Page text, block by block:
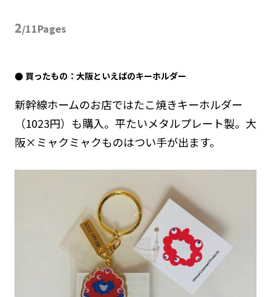
2/11Pages
買ったもの：大阪といえばのキーホルダー
新幹線ホームのお店ではたこ焼きキーホルダー
（1023円）も購入。平たいメタルプレート製。大
阪×ミャクミャクものはつい手が出ます。